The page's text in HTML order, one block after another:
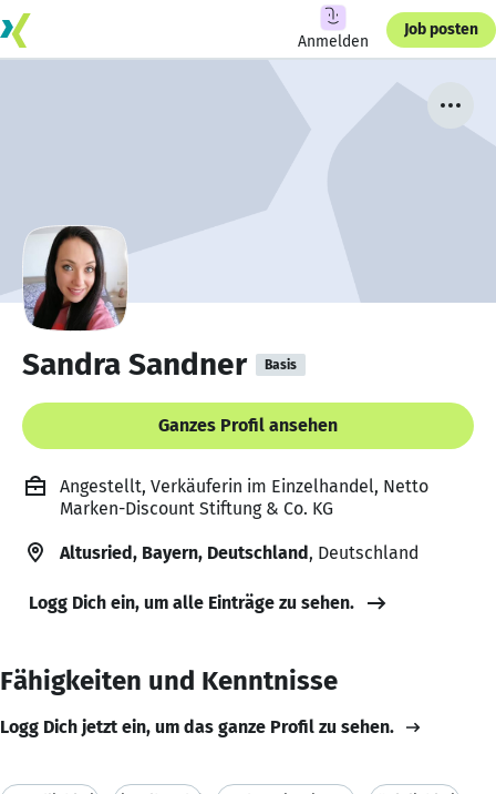
Anmelden
Job posten
Sandra Sandner Basis
Ganzes Profil ansehen
Angestellt, Verkäuferin im Einzelhandel, Netto
Marken-Discount Stiftung & Co. KG
Altusried, Bayern, Deutschland, Deutschland
Logg Dich ein, um alle Einträge zu sehen.
Fähigkeiten und Kenntnisse
Logg Dich jetzt ein, um das ganze Profil zu sehen.